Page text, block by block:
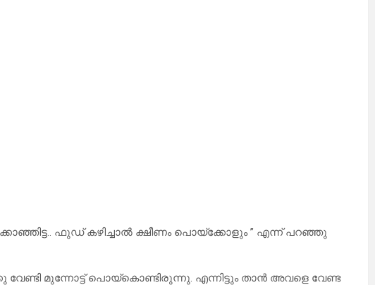
ഫുഡ്‌ കഴിച്ചാൽ ക്ഷീണം പൊയ്ക്കോളും ” എന്ന് പറഞ്ഞു
മുന്നോട്ട് പൊയ്കൊണ്ടിരുന്നു. എന്നിട്ടും താൻ അവളെ വേണ്ട